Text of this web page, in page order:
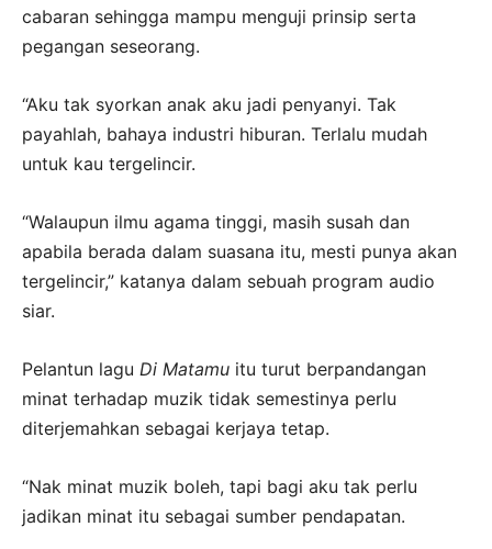
cabaran sehingga mampu menguji prinsip serta
pegangan seseorang.
“Aku tak syorkan anak aku jadi penyanyi. Tak
payahlah, bahaya industri hiburan. Terlalu mudah
untuk kau tergelincir.
“Walaupun ilmu agama tinggi, masih susah dan
apabila berada dalam suasana itu, mesti punya akan
tergelincir,” katanya dalam sebuah program audio
siar.
Pelantun lagu Di Matamu itu turut berpandangan
minat terhadap muzik tidak semestinya perlu
diterjemahkan sebagai kerjaya tetap.
“Nak minat muzik boleh, tapi bagi aku tak perlu
jadikan minat itu sebagai sumber pendapatan.